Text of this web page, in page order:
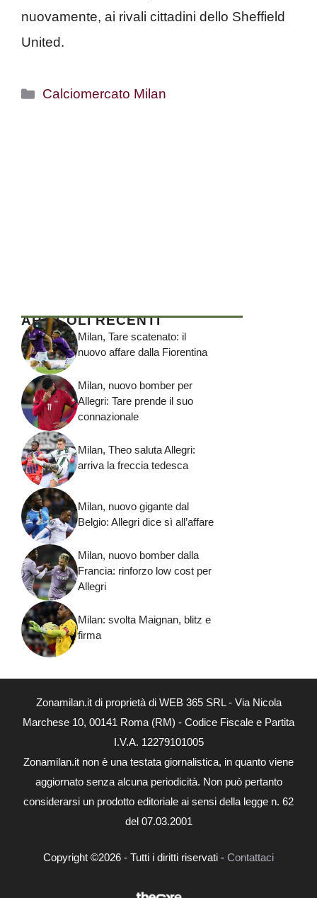
nuovamente, ai rivali cittadini dello Sheffield
United.
Categorie
Calciomercato Milan
ARTICOLI RECENTI
Milan, Tare scatenato: il
nuovo affare dalla Fiorentina
Milan, nuovo bomber per
Allegri: Tare prende il suo
connazionale
Milan, Theo saluta Allegri:
arriva la freccia tedesca
Milan, nuovo gigante dal
Belgio: Allegri dice sì all’affare
Milan, nuovo bomber dalla
Francia: rinforzo low cost per
Allegri
Milan: svolta Maignan, blitz e
firma
Zonamilan.it di proprietà di WEB 365 SRL - Via Nicola
Marchese 10, 00141 Roma (RM) - Codice Fiscale e Partita
I.V.A. 12279101005
Zonamilan.it non è una testata giornalistica, in quanto viene
aggiornato senza alcuna periodicità. Non può pertanto
considerarsi un prodotto editoriale ai sensi della legge n. 62
del 07.03.2001
Copyright ©2026 - Tutti i diritti riservati - Contattaci